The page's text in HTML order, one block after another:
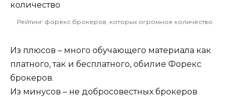
Рейтинг форекс брокеров, которых огромное количество
Из плюсов – много обучающего материала как
платного, так и бесплатного, обилие Форекс
брокеров.
Из минусов – не добросовестных брокеров